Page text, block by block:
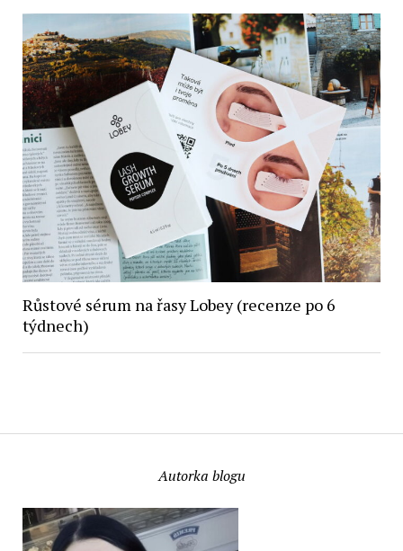
Autorka blogu
Růstové sérum na řasy Lobey (recenze po 6
týdnech)